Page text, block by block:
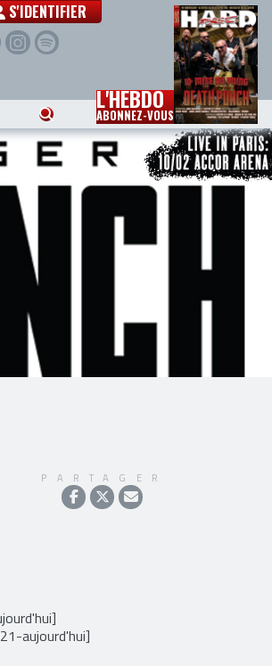
S'IDENTIFIER
L'HEBDO
ABONNEZ-VOUS
PARTAGER
aujourd'hui]